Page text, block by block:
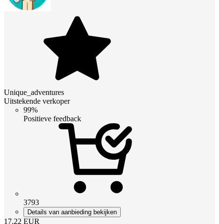
Unique_adventures
Uitstekende verkoper
99%
Positieve feedback
3793
Details van aanbieding bekijken
17.22 EUR